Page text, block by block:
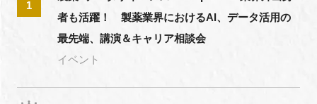
1
者も活躍！ 製薬業界におけるAI、データ活用の
最先端、講演＆キャリア相談会
イベント